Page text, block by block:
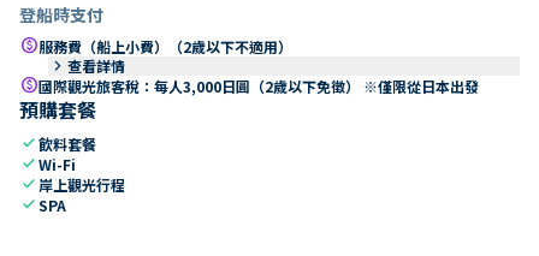
登船時支付
paid服務費（船上小費）（2歲以下不適用）
keyboard_arrow_right 查看詳情
paid國際觀光旅客稅：每人3,000日圓（2歲以下免徵） ※僅限從日本出發
預購套餐
check飲料套餐
checkWi-Fi
check 岸上觀光行程
checkSPA